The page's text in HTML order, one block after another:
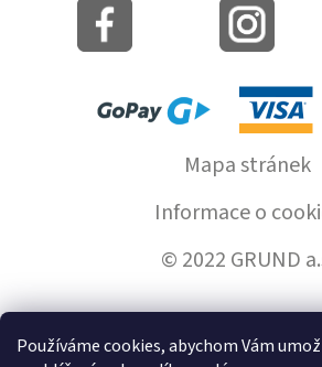
Používáme cookies, abychom Vám
Mapa stránek
Informace o
© 2022 GRUND